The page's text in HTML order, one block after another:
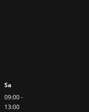
Sa
09:00 -
13:00